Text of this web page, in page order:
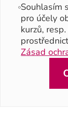
Souhlasím
pro účely
kurzů,
Zásad